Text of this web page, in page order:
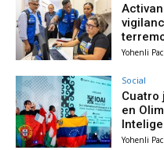
Yohenli
Social
Cuatro
en
Yohenli